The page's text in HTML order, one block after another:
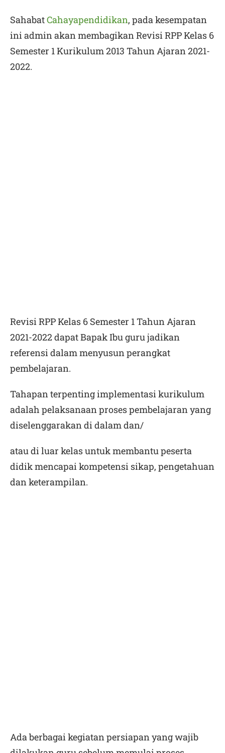
SahabatCahayapendidikan, pada kesempatan
ini admin akan membagikan RevisiRPP Kelas 6
Semester 1 Kurikulum 2013 Tahun Ajaran 2021-
2022.
Revisi RPP Kelas 6 Semester 1 Tahun Ajaran
2021-2022dapat Bapak Ibu guru jadikan
referensi dalam menyusun perangkat
pembelajaran.
Tahapan terpenting implementasi kurikulum
adalah pelaksanaan proses pembelajaran yang
diselenggarakan di dalam dan/
atau di luar kelas untuk membantu peserta
didik mencapai kompetensi sikap, pengetahuan
dan keterampilan.
Ada berbagai kegiatan persiapan yang wajib